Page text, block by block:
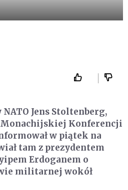
Jens Stoltenberg,
Konferencji
w piątek na
tam z prezydentem
Erdoganem o
militarnej wokół